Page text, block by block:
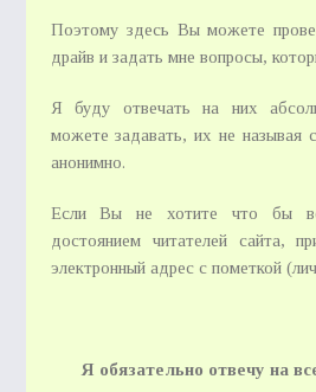
Поэтому здесь Вы можете
драйв и задать мне вопросы,
Я буду отвечать на них
можете задавать, их не называя
анонимно.
Если Вы не хотите что бы
достоянием читателей сайта,
электронный адрес с пометкой
Я обязательно отвечу на